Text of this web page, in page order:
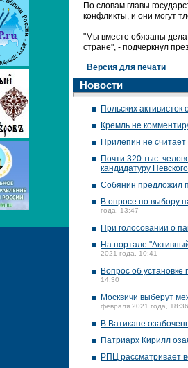
По словам главы
конфликты, и они могут
"Мы вместе обязаны
стране", - подчеркнул
Версия для печати
Новости
Польских
Кремль не
Прилепин не
Почти 320 тыс.
кандидатуру Невского
Собянин предложил
В опросе по выбору
года, 13:47
При голосовании о
На портале
2021 года, 10:41
Вопрос об
14:30
Москвичи выберут
февраля 2021 года, 18:36
В Ватикане
Патриарх Кирилл
РПЦ рассматривает